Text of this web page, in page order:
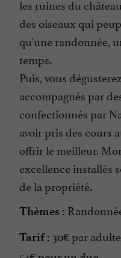
les ruines du
des oiseaux qui
qu'une randonnée,
temps.
Puis, vous
accompagnés par
confectionnés par
avoir pris des cours
offrir le meilleur.
excellence installés
de la propriété.
Thèmes :
Tarif : 30€ par adulte